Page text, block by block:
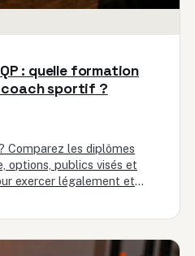
: quelle formation
coach sportif ?
Comparez les diplômes
options, publics visés et
exercer légalement et